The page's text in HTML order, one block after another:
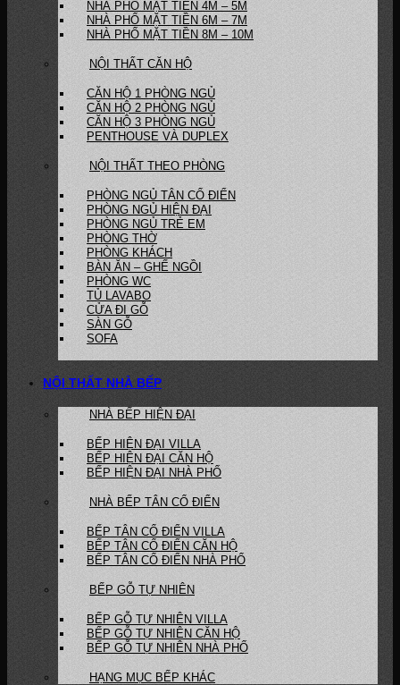
NHÀ PHỐ MẶT TIỀN 4M – 5M
NHÀ PHỐ MẶT TIỀN 6M – 7M
NHÀ PHỐ MẶT TIỀN 8M – 10M
NỘI THẤT CĂN HỘ
CĂN HỘ 1 PHÒNG NGỦ
CĂN HỘ 2 PHÒNG NGỦ
CĂN HỘ 3 PHÒNG NGỦ
PENTHOUSE VÀ DUPLEX
NỘI THẤT THEO PHÒNG
PHÒNG NGỦ TÂN CỔ ĐIỂN
PHÒNG NGỦ HIỆN ĐẠI
PHÒNG NGỦ TRẺ EM
PHÒNG THỜ
PHÒNG KHÁCH
BÀN ĂN – GHẾ NGỒI
PHÒNG WC
TỦ LAVABO
CỬA ĐI GỖ
SÀN GỖ
SOFA
NỘI THẤT NHÀ BẾP
NHÀ BẾP HIỆN ĐẠI
BẾP HIỆN ĐẠI VILLA
BẾP HIỆN ĐẠI CĂN HỘ
BẾP HIỆN ĐẠI NHÀ PHỐ
NHÀ BẾP TÂN CỔ ĐIỂN
BẾP TÂN CỔ ĐIỂN VILLA
BẾP TÂN CỔ ĐIỂN CĂN HỘ
BẾP TÂN CỔ ĐIỂN NHÀ PHỐ
BẾP GỖ TỰ NHIÊN
BẾP GỖ TỰ NHIÊN VILLA
BẾP GỖ TỰ NHIÊN CĂN HỘ
BẾP GỖ TỰ NHIÊN NHÀ PHỐ
HẠNG MỤC BẾP KHÁC